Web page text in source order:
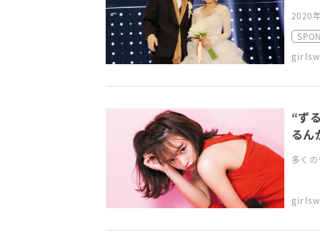
2020
“ず
るん
多く